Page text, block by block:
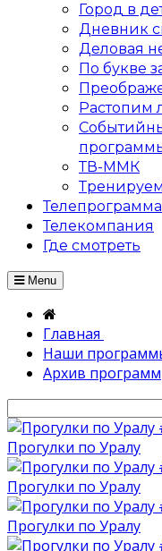
Город в
Дневник
Деловая
По букве
Растопим
ТВ-ММК
Телепрограмма
Телекомпания
Где смотреть
Menu
Главная
Наши
Архив программ
Прогулки по Уралу
Прогулки по Уралу
Прогулки по Уралу